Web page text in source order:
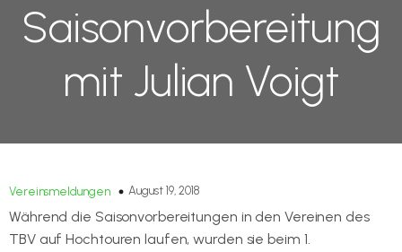
Saisonvorbereitung
mit Julian Voigt
Vereinsmeldungen August 19, 2018
Während die Saisonvorbereitungen in den Vereinen des
TBV auf Hochtouren laufen, wurden sie beim 1.